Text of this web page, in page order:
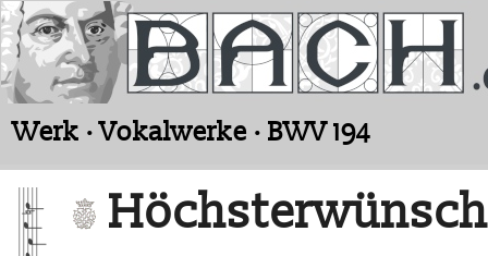
Werk · Vokalwerke · BWV 194